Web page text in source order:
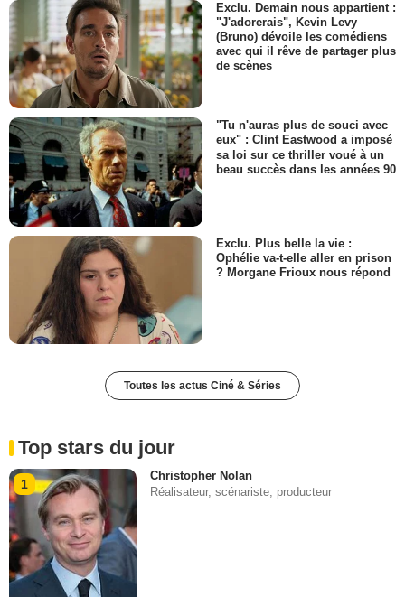
Exclu. Demain nous appartient :
"J'adorerais", Kevin Levy
(Bruno) dévoile les comédiens
avec qui il rêve de partager plus
de scènes
"Tu n'auras plus de souci avec
eux" : Clint Eastwood a imposé
sa loi sur ce thriller voué à un
beau succès dans les années 90
Exclu. Plus belle la vie :
Ophélie va-t-elle aller en prison
? Morgane Frioux nous répond
Toutes les actus Ciné & Séries
Top stars du jour
1
Christopher Nolan
Réalisateur, scénariste, producteur